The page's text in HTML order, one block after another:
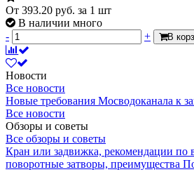
От 393.20 руб. за 1 шт
В наличии много
-
+ В
Новости
Все новости
Новые требования Мосводоканала к
Все новости
Обзоры и советы
Все обзоры и советы
Кран или задвижка, рекомендации по
поворотные затворы, преимущества